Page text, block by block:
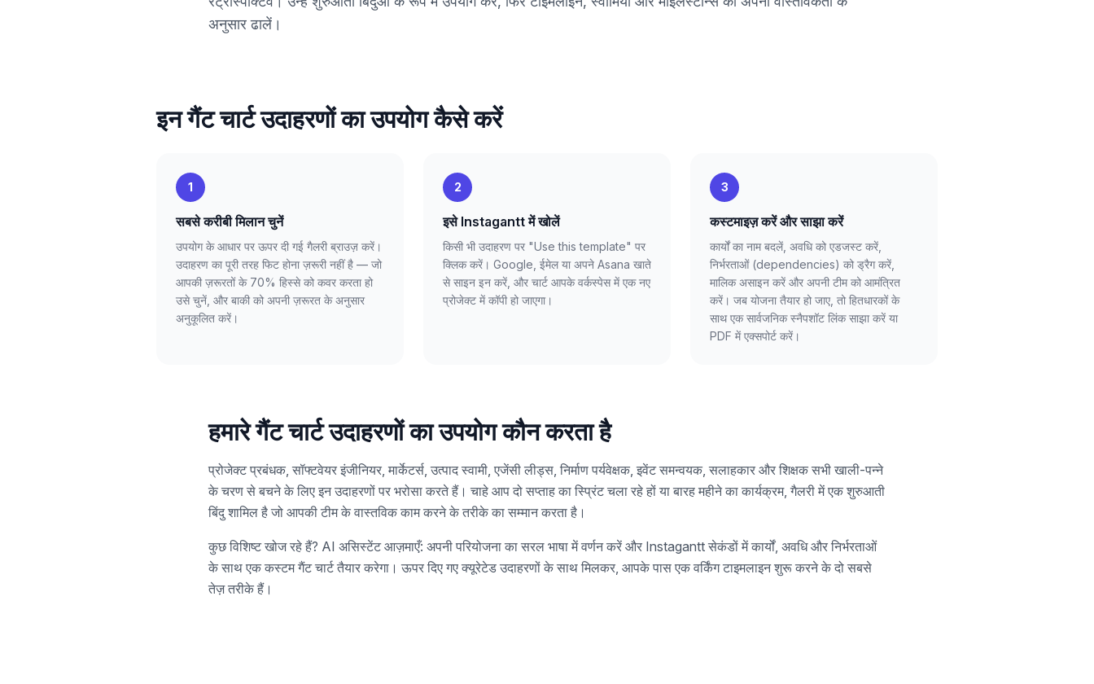
अनुसार ढालें।
इन गैंट चार्ट उदाहरणों का उपयोग कैसे करें
1
सबसे करीबी मिलान चुनें
उपयोग के आधार पर ऊपर दी गई गैलरी ब्राउज़ करें।
उदाहरण का पूरी तरह फिट होना ज़रूरी नहीं है — जो
आपकी ज़रूरतों के 70% हिस्से को कवर करता हो
उसे चुनें, और बाकी को अपनी ज़रूरत के अनुसार
अनुकूलित करें।
2
इसे Instagantt में खोलें
किसी भी उदाहरण पर "Use this template" पर
क्लिक करें। Google, ईमेल या अपने Asana खाते
से साइन इन करें, और चार्ट आपके वर्कस्पेस में एक नए
प्रोजेक्ट में कॉपी हो जाएगा।
3
कस्टमाइज़ करें और साझा करें
कार्यों का नाम बदलें, अवधि को एडजस्ट करें,
निर्भरताओं (dependencies) को ड्रैग करें,
मालिक असाइन करें और अपनी टीम को आमंत्रित
करें। जब योजना तैयार हो जाए, तो हितधारकों के
साथ एक सार्वजनिक स्नैपशॉट लिंक साझा करें या
PDF में एक्सपोर्ट करें।
हमारे गैंट चार्ट उदाहरणों का उपयोग कौन करता है
प्रोजेक्ट प्रबंधक, सॉफ्टवेयर इंजीनियर, मार्केटर्स, उत्पाद स्वामी, एजेंसी लीड्स, निर्माण पर्यवेक्षक, इवेंट समन्वयक, सलाहकार और शिक्षक सभी खाली-पन्ने
के चरण से बचने के लिए इन उदाहरणों पर भरोसा करते हैं। चाहे आप दो सप्ताह का स्प्रिंट चला रहे हों या बारह महीने का कार्यक्रम, गैलरी में एक शुरुआती
बिंदु शामिल है जो आपकी टीम के वास्तविक काम करने के तरीके का सम्मान करता है।
कुछ विशिष्ट खोज रहे हैं? AI असिस्टेंट आज़माएँ: अपनी परियोजना का सरल भाषा में वर्णन करें और Instagantt सेकंडों में कार्यों, अवधि और निर्भरताओं
के साथ एक कस्टम गैंट चार्ट तैयार करेगा। ऊपर दिए गए क्यूरेटेड उदाहरणों के साथ मिलकर, आपके पास एक वर्किंग टाइमलाइन शुरू करने के दो सबसे
तेज़ तरीके हैं।